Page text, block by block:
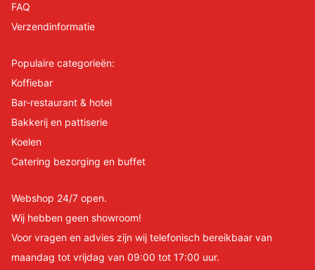
FAQ
Verzendinformatie
Populaire categorieën:
Koffiebar
Bar-restaurant & hotel
Bakkerij en pattiserie
Koelen
Catering bezorging en buffet
Webshop 24/7 open.
Wij hebben geen showroom!
Voor vragen en advies zijn wij telefonisch bereikbaar van
maandag tot vrijdag van 09:00 tot 17:00 uur.